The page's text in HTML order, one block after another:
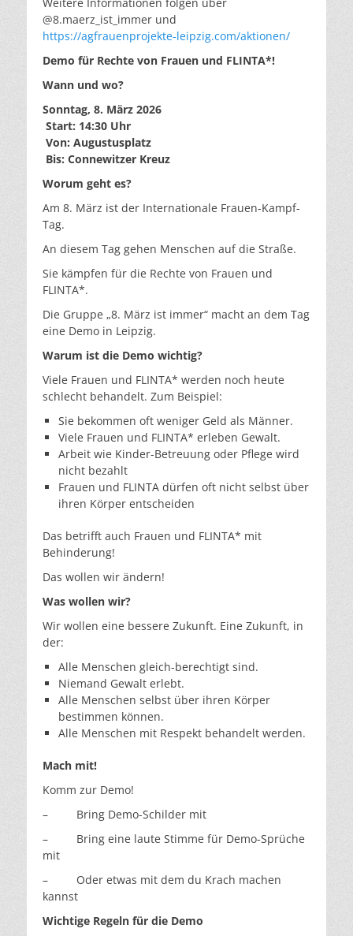
@8.maerz_ist_immer und
https://agfrauenprojekte-leipzig.com/aktionen/
Demo für Rechte von Frauen und FLINTA*!
Wann und wo?
Sonntag, 8. März 2026
Start: 14:30 Uhr
Von: Augustusplatz
Bis: Connewitzer Kreuz
Worum geht es?
Am 8. März ist der Internationale Frauen-Kampf-
Tag.
An diesem Tag gehen Menschen auf die Straße.
Sie kämpfen für die Rechte von Frauen und
FLINTA*.
Die Gruppe „8. März ist immer“ macht an dem Tag
eine Demo in Leipzig.
Warum ist die Demo wichtig?
Viele Frauen und FLINTA* werden noch heute
schlecht behandelt. Zum Beispiel:
Sie bekommen oft weniger Geld als Männer.
Viele Frauen und FLINTA* erleben Gewalt.
Arbeit wie Kinder-Betreuung oder Pflege wird
nicht bezahlt
Frauen und FLINTA dürfen oft nicht selbst über
ihren Körper entscheiden
Das betrifft auch Frauen und FLINTA* mit
Behinderung!
Das wollen wir ändern!
Was wollen wir?
Wir wollen eine bessere Zukunft. Eine Zukunft, in
der:
Alle Menschen gleich-berechtigt sind.
Niemand Gewalt erlebt.
Alle Menschen selbst über ihren Körper
bestimmen können.
Alle Menschen mit Respekt behandelt werden.
Mach mit!
Komm zur Demo!
– Bring Demo-Schilder mit
– Bring eine laute Stimme für Demo-Sprüche
mit
– Oder etwas mit dem du Krach machen
kannst
Wichtige Regeln für die Demo